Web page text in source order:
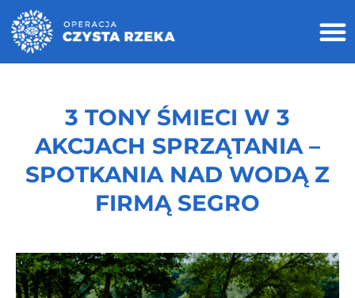
3 TONY ŚMIECI W 3
AKCJACH SPRZĄTANIA –
SPOTKANIA NAD WODĄ Z
FIRMĄ SEGRO